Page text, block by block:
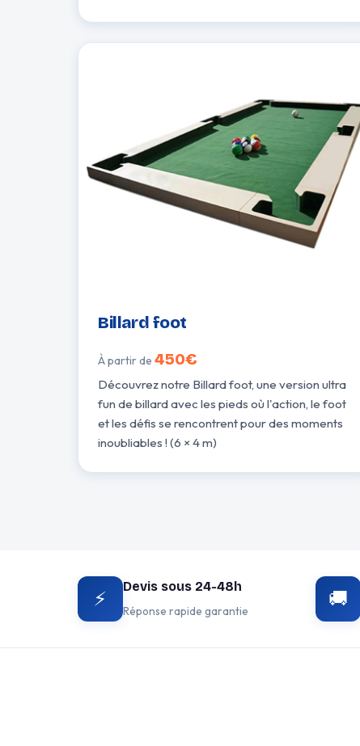
Billard foot
À partir de 450€
Découvrez notre Billard foot, une version ultra
fun de billard avec les pieds où l'action, le foot
et les défis se rencontrent pour des moments
inoubliables ! (6 × 4 m)
⚡ Devis sous 24-48h
Réponse rapide garantie
🚚